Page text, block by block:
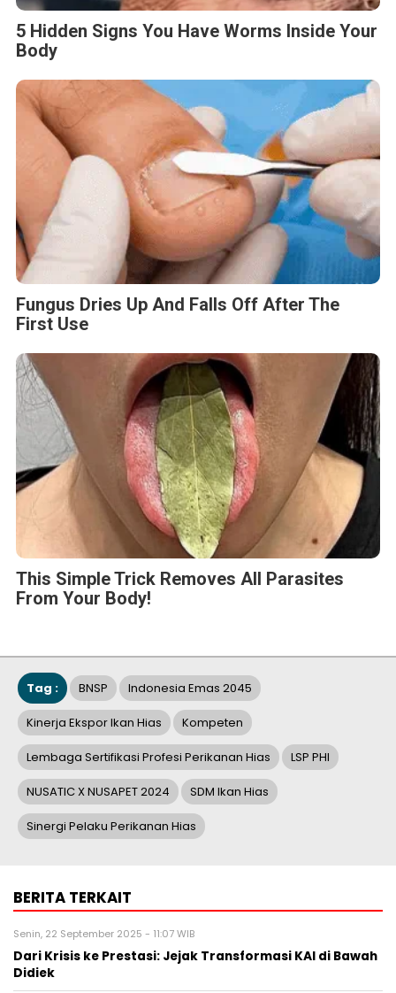
Fungus Dries Up And Falls Off After The
First Use
This Simple Trick Removes All Parasites
From Your Body!
Tag : BNSP Indonesia Emas 2045
Kinerja Ekspor Ikan Hias Kompeten
NUSATIC X NUSAPET 2024 SDM Ikan Hias
Sinergi Pelaku Perikanan Hias
BERITA TERKAIT
Senin, 22 September 2025 - 11:07 WIB
Dari Krisis ke Prestasi: Jejak Transformasi KAI di Bawah
Didiek
Cara Efektif Mengundang Jurnalis Ekonomi Agar Acara
Liputan Berhasil
Kamis, 4 September 2025 - 11:25 WIB
Lonjakan BBM Non-Subsidi 1,4 Juta KL, Apa
Penyebabnya?